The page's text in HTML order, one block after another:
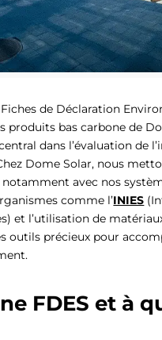
de Déclaration
produits bas carbone de
dans l’évaluation de
Dome Solar, nous
avec nos
comme l’INIES
et l’utilisation de
outils précieux pour
FDES et à